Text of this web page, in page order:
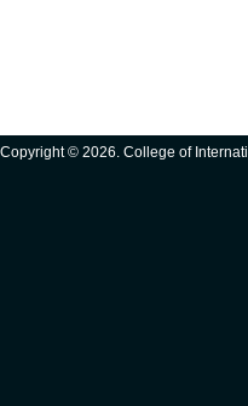
Copyright © 2026. College of